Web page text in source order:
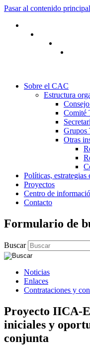
Pasar al contenido principal
Sobre el CAC
Estructura
Comité
Grupos
Otras
Políticas, estrategias
Proyectos
Centro de
Contacto
Formulario de
Buscar
Noticias
Enlaces
Contrataciones y
Proyecto IICA-
iniciales y
conjunta